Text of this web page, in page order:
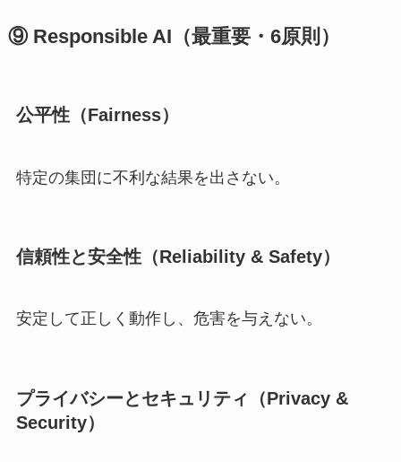
⑨ Responsible AI（最重要・6原則）
公平性（Fairness）
特定の集団に不利な結果を出さない。
信頼性と安全性（Reliability & Safety）
安定して正しく動作し、危害を与えない。
プライバシーとセキュリティ（Privacy &
Security）